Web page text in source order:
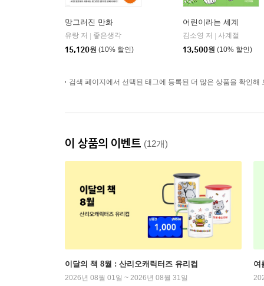
망그러진 만화
유랑 저
좋은생각
15,120원 (10% 할인)
어린이라는 세계
김소영 저
사계절
13,500원 (10% 할인)
검색 페이지에서 선택된 태그에 등록된 더 많은 상품을 확인해
이 상품의 이벤트 (12개)
이달의 책 8월 : 산리오캐릭터즈 유리컵
2026년 08월 01일 ~ 2026년 08월 31일
여